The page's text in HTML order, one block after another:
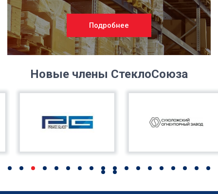
Подробнее
Новые члены СтеклоСоюза